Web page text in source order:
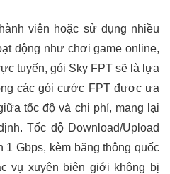
viên hoặc sử dụng nhiều
động như chơi game online,
tuyến, gói Sky FPT sẽ là lựa
các gói cước FPT được ưa
tốc độ và chi phí, mang lại
Tốc độ Download/Upload
Gbps, kèm băng thông quốc
vụ xuyên biên giới không bị